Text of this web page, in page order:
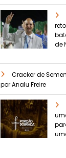
de
Cracker de
por Analu Freire